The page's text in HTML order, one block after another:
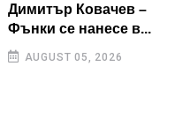
Димитър Ковачев –
Фънки се нанесе в...
AUGUST 05, 2026